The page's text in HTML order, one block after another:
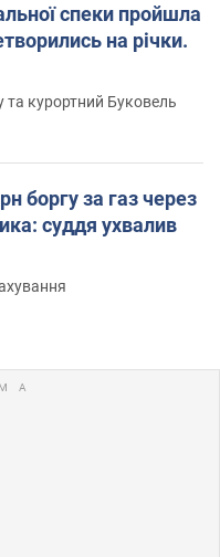
спеки пройшла
на річки.
курортний Буковель
боргу за газ через
суддя ухвалив